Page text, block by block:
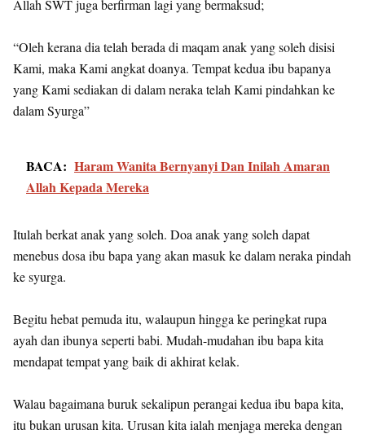
Allah SWT juga berfirman lagi yang bermaksud;
“Oleh kerana dia telah berada di maqam anak yang soleh disisi
Kami, maka Kami angkat doanya. Tempat kedua ibu bapanya
yang Kami sediakan di dalam neraka telah Kami pindahkan ke
dalam Syurga”
BACA: Haram Wanita Bernyanyi Dan Inilah Amaran
Allah Kepada Mereka
Itulah berkat anak yang soleh. Doa anak yang soleh dapat
menebus dosa ibu bapa yang akan masuk ke dalam neraka pindah
ke syurga.
Begitu hebat pemuda itu, walaupun hingga ke peringkat rupa
ayah dan ibunya seperti babi. Mudah-mudahan ibu bapa kita
mendapat tempat yang baik di akhirat kelak.
Walau bagaimana buruk sekalipun perangai kedua ibu bapa kita,
itu bukan urusan kita. Urusan kita ialah menjaga mereka dengan